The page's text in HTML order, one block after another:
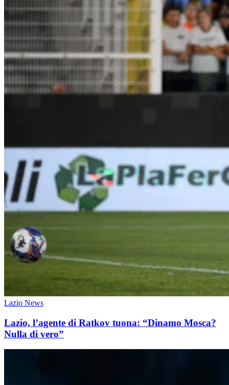
Lazio News
Lazio, l’agente di Ratkov tuona: “Dinamo Mosca?
Nulla di vero”